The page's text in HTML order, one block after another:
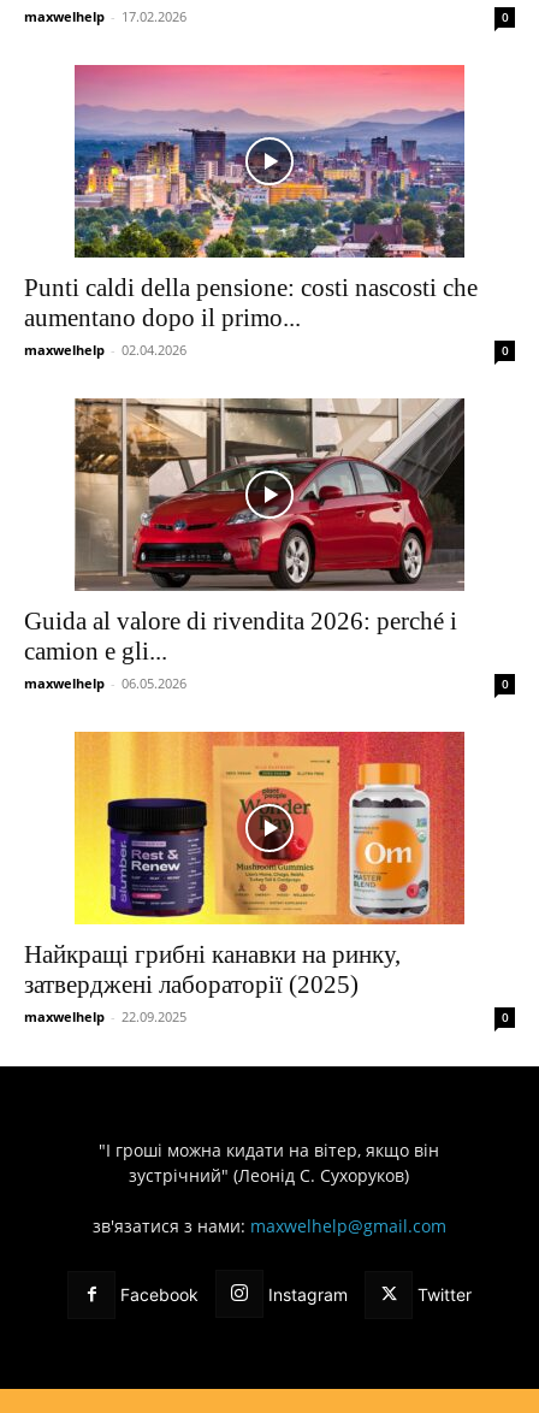
maxwelhelp - 17.02.2026 0
Punti caldi della pensione: costi nascosti che
aumentano dopo il primo...
maxwelhelp - 02.04.2026 0
Guida al valore di rivendita 2026: perché i
camion e gli...
maxwelhelp - 06.05.2026 0
Найкращі грибні канавки на ринку,
затверджені лабораторії (2025)
maxwelhelp - 22.09.2025 0
"І гроші можна кидати на вітер, якщо він
зустрічний" (Леонід С. Сухоруков)
зв'язатися з нами: maxwelhelp@gmail.com
Facebook Instagram Twitter